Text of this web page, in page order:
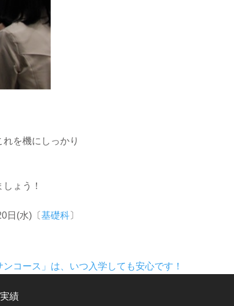
を機にしっかり
ょう！
日(水)〔基礎科〕
コース」は、いつ入学しても安心です！
績